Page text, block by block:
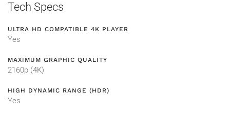
Tech Specs
ULTRA HD COMPATIBLE 4K PLAYER
Yes
MAXIMUM GRAPHIC QUALITY
2160p (4K)
HIGH DYNAMIC RANGE (HDR)
Yes